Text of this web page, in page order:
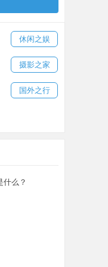
休闲之娱
摄影之家
国外之行
什么？